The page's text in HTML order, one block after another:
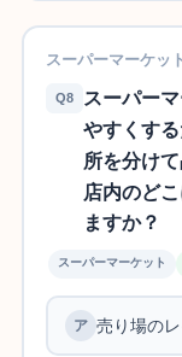
スーパーマーケッ
Q8
スーパー
やすくす
所を分け
店内のど
ますか？
スーパーマーケット
売り場の